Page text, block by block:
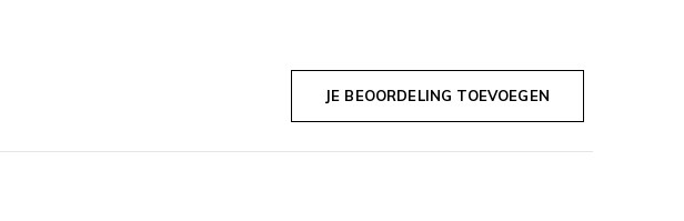
JE BEOORDELING TOEVOEGEN